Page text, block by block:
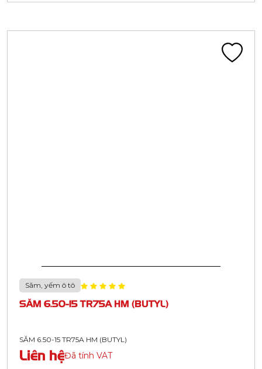
Săm, yếm ô tô
SĂM 6.50-15 TR75A HM (BUTYL)
SĂM 6.50-15 TR75A HM (BUTYL)
Liên hệĐã tính VAT